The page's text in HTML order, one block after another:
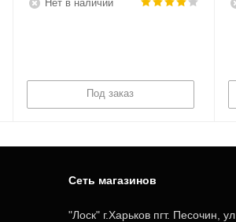
Нет в наличии
Под заказ
Cеть магазинов
"Лоск" г.Харьков пгт. Песочин, ул